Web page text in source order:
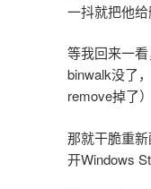
一抖就把他
等我回来一看
binwalk没了
remove掉了）
那就干脆重
开Windows